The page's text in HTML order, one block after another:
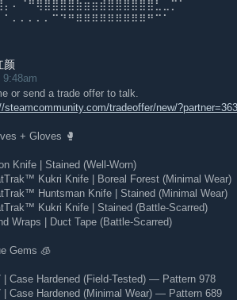
颜
or send a trade offer to talk.
steamcommunity.com/tradeoffer/new/
+ Gloves 🥊
Knife | Stained (Well-Worn)
Kukri Knife | Boreal Forest (Minimal Wear)
Huntsman Knife | Stained (Minimal Wear)
Kukri Knife | Stained (Battle-Scarred)
Wraps | Duct Tape (Battle-Scarred)
Gems 🧊
| Case Hardened (Field-Tested) — Pattern 978
| Case Hardened (Minimal Wear) — Pattern 689